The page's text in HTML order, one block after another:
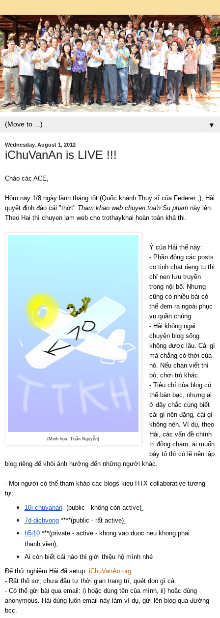
▼
Wednesday, August 1, 2012
iChuVanAn is LIVE !!!
Chào các ACE,
Hôm nay 1/8 ngày lành tháng tốt (Quốc khánh Thụy sĩ của Federer ;), Hải
quyết định đào cái "thớt" Tham khao web chuyen toa'n Su pham này lên.
Theo Hai thì chuyen lam web cho trothaykhai hoàn toàn khả thi.
(Minh họa: Tuấn Nguyễn)
Ý của Hải thế này:
- Phần đông các posts
co tinh chat rieng tu thi
chỉ nen lưu truyền
trong nội bộ. Nhưng
cũng có nhiều bài có
thể đem ra ngoài phục
vụ quần chúng.
- Hải không ngại
chuyện blog sống
không được lâu. Cái gì
mà chẳng có thời của
nó. Nếu chán viết thì
bỏ, chơi trò khác.
- Tiêu chí của blog có
thể bàn bạc, nhưng ai
ở đây chắc cùng biết
cái gì nên đăng, cái gì
không nên. Ví dụ, theo
Hải, các vấn đề chính
trị động chạm, ai muốn
bày tỏ thì có lẽ nên lập
blog riêng để khỏi ảnh hưởng đến những người khác.
- Mọi người có thể tham khảo các blogs kieu HTX collaborative tương
tự:
10i-chuvanan(public - không còn active)
7d-dichvong****(public - rất active)
h5i10***(private - active - khong vao duoc neu khong phai
thanh vien),
Ai còn biết cái nào thì giới thiệu hộ mình nhé
Để thử nghiệm Hải đã setup: iChuVanAn.org:
- Rất thô sơ, chưa đầu tư thời gian trang trí, quét dọn gì cả.
- Có thế gửi bài qua email: i) hoặc dùng tên của mình, ii) hoặc dùng
anonymous. Hải dùng luôn email này làm ví dụ, gửi lên blog qua đường
bcc.